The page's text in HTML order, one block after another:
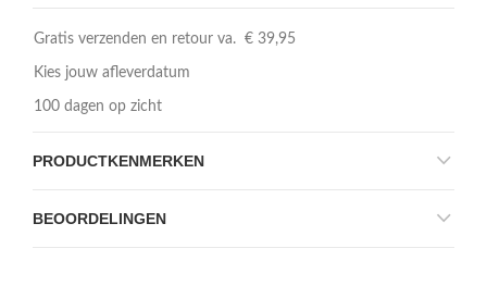
Gratis verzenden en retour va. € 39,95
Kies jouw afleverdatum
100 dagen op zicht
PRODUCTKENMERKEN
BEOORDELINGEN